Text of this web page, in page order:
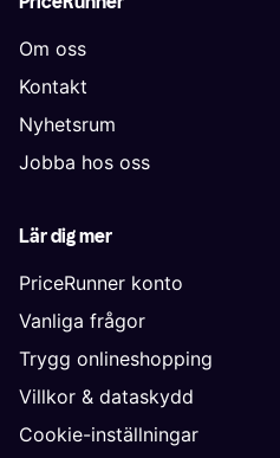
Om oss
Kontakt
Nyhetsrum
Jobba hos oss
Lär dig mer
PriceRunner konto
Vanliga frågor
Trygg onlineshopping
Villkor & dataskydd
Cookie-inställningar